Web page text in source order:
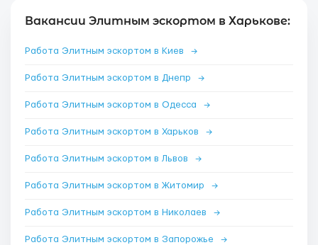
Вакансии Элитным эскортом в Харькове:
Работа Элитным эскортом в Киев →
Работа Элитным эскортом в Днепр →
Работа Элитным эскортом в Одесса →
Работа Элитным эскортом в Харьков →
Работа Элитным эскортом в Львов →
Работа Элитным эскортом в Житомир →
Работа Элитным эскортом в Николаев →
Работа Элитным эскортом в Запорожье →